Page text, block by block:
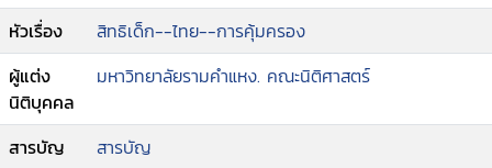
หัวเรื่อง
สิทธิเด็ก--ไทย--การคุ้มครอง
ผู้แต่ง
นิติบุคคล
มหาวิทยาลัยรามคำแหง. คณะนิติศาสตร์
สารบัญ สารบัญ